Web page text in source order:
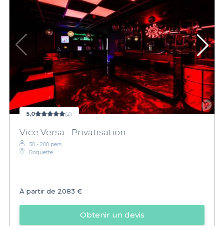
5,0 (2)
Vice Versa - Privatisation
30 - 200 pers.
Roquette
À partir de 2083 €
Obtenir un devis